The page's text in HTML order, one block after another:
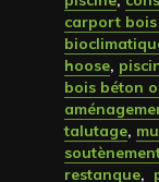
carport
hoose,
bois béton
talutage,
restanque,